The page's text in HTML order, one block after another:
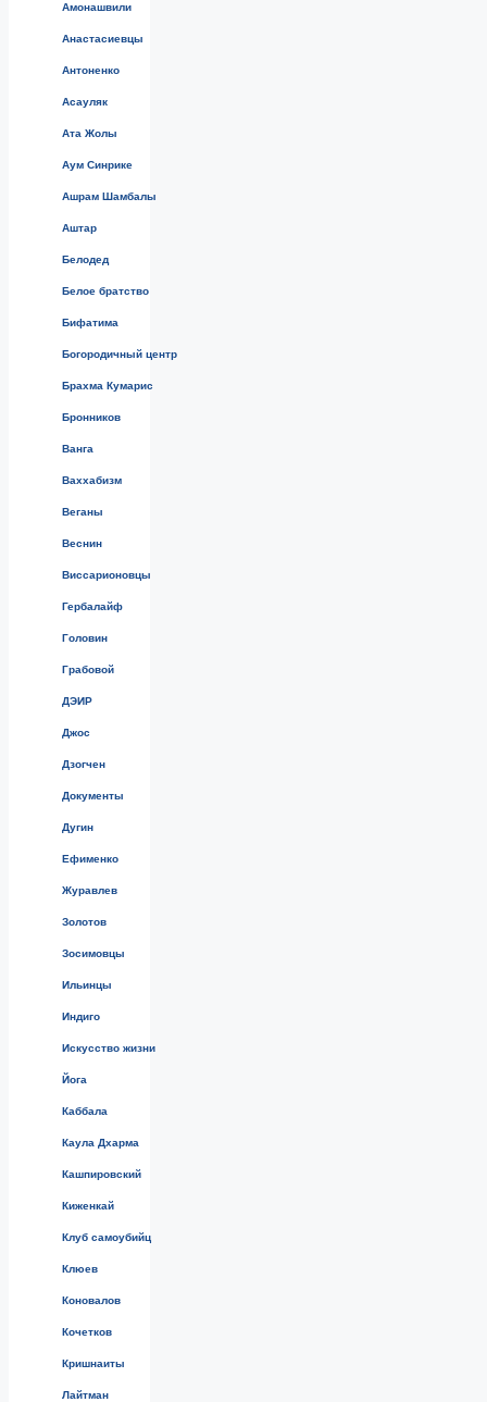
Амонашвили
Анастасиевцы
Антоненко
Асауляк
Ата Жолы
Аум Синрике
Ашрам Шамбалы
Аштар
Белодед
Белое братство
Бифатима
Богородичный центр
Брахма Кумарис
Бронников
Ванга
Ваххабизм
Веганы
Веснин
Виссарионовцы
Гербалайф
Головин
Грабовой
ДЭИР
Джос
Дзогчен
Документы
Дугин
Ефименко
Журавлев
Золотов
Зосимовцы
Ильинцы
Индиго
Искусство жизни
Йога
Каббала
Каула Дхарма
Кашпировский
Киженкай
Клуб самоубийц
Клюев
Коновалов
Кочетков
Кришнаиты
Лайтман